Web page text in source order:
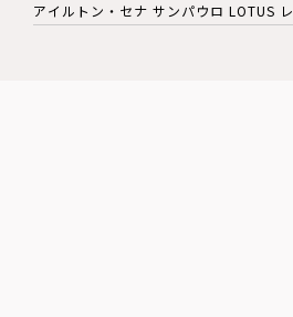
アイルトン・セナ サンパウロ LOTUS